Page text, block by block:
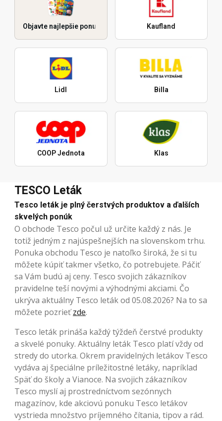
Objavte najlepšie ponuky Kaufland
Lidl Billa
COOP Jednota Klas
TESCO Leták
Tesco leták je plný čerstvých produktov a ďalších
skvelých ponúk
O obchode Tesco počul už určite každý z nás. Je
totiž jedným z najúspešnejších na slovenskom trhu.
Ponuka obchodu Tesco je natoľko široká, že si tu
môžete kúpiť takmer všetko, čo potrebujete. Páčiť
sa Vám budú aj ceny. Tesco svojich zákazníkov
pravidelne teší novými a výhodnými akciami. Čo
ukrýva aktuálny Tesco leták od 05.08.2026? Na to sa
môžete pozrieťzde.
Tesco leták prináša každý týždeň čerstvé produkty
a skvelé ponuky. Aktuálny leták Tesco platí vždy od
stredy do utorka. Okrem pravidelných letákov Tesco
vydáva aj špeciálne príležitostné letáky, napríklad
Späť do školy a Vianoce. Na svojich zákazníkov
Tesco myslí aj prostredníctvom sezónnych
magazínov, kde akciovú ponuku Tesco letákov
vystrieda množstvo príjemného čítania, tipov a rád.